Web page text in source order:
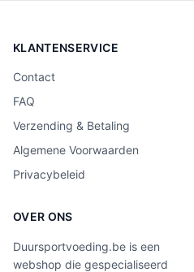
KLANTENSERVICE
Contact
FAQ
Verzending & Betaling
Algemene Voorwaarden
Privacybeleid
OVER ONS
Duursportvoeding.be is een
webshop die gespecialiseerd